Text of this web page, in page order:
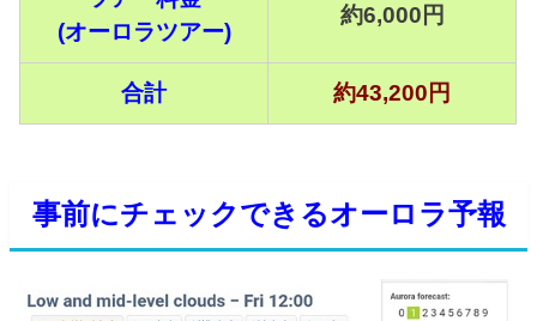
(オーロラツアー)
約6,000円
合計 約43,200円
事前にチェックできるオーロラ予報